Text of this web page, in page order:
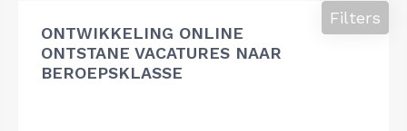
ONTWIKKELING ONLINE
ONTSTANE VACATURES NAAR
BEROEPSKLASSE
Filters